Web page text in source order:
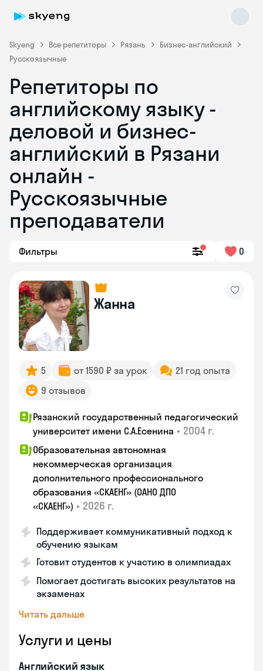
Skyeng Все репетиторы Рязань
Бизнес-английский
Русскоязычные
Репетиторы по
английскому языку -
деловой и бизнес-
английский в Рязани
онлайн -
Русскоязычные
преподаватели
Фильтры 0
Жанна
5 от 1590 ₽ за урок
21 год опыта
9 отзывов
Рязанский государственный педагогический
университет имени С.А.Есенина • 2004 г.
Образовательная автономная
некоммерческая организация
дополнительного профессионального
образования «СКАЕНГ» (ОАНО ДПО
«СКАЕНГ») • 2026 г.
Поддерживает коммуникативный подход к
обучению языкам
Готовит студентов к участию в олимпиадах
Помогает достигать высоких результатов на
экзаменах
Читать дальше
Услуги и цены
Английский язык
Skyeng Chat